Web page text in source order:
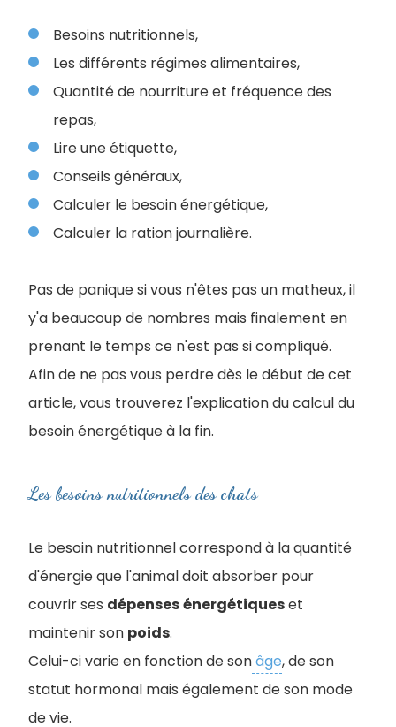
Besoins nutritionnels,
Les différents régimes alimentaires,
Quantité de nourriture et fréquence des
repas,
Lire une étiquette,
Conseils généraux,
Calculer le besoin énergétique,
Calculer la ration journalière.
Pas de panique si vous n'êtes pas un matheux, il
y'a beaucoup de nombres mais finalement en
prenant le temps ce n'est pas si compliqué.
Afin de ne pas vous perdre dès le début de cet
article, vous trouverez l'explication du calcul du
besoin énergétique à la fin.
Les besoins nutritionnels des chats
Le besoin nutritionnel correspond à la quantité
d'énergie que l'animal doit absorber pour
couvrir ses dépensesénergétiqueset
maintenir son poids.
Celui-ci varie en fonction de sonâge, de son
statut hormonal mais également de son mode
de vie.